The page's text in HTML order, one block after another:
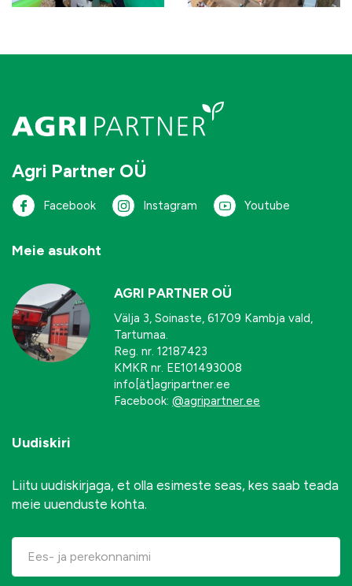
Agri Partner OÜ
Facebook Instagram Youtube
Meie asukoht
AGRI PARTNER OÜ
Välja 3, Soinaste, 61709 Kambja vald,
Tartumaa.
Reg. nr. 12187423
KMKR nr. EE101493008
info[ät]agripartner.ee
Facebook: @agripartner.ee
Uudiskiri
Liitu uudiskirjaga, et olla esimeste seas, kes saab teada
meie uuenduste kohta.